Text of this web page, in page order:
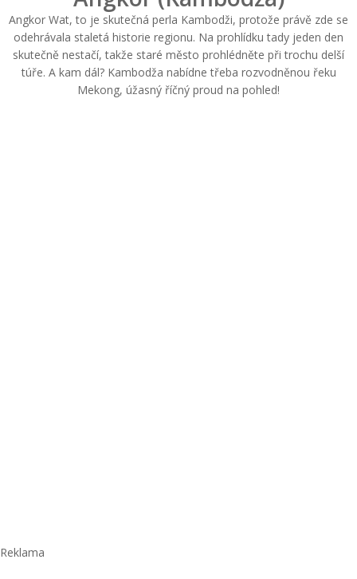
Angkor Wat, to je skutečná perla Kambodži, protože právě zde se
odehrávala staletá historie regionu. Na prohlídku tady jeden den
skutečně nestačí, takže staré město prohlédněte při trochu delší
túře. A kam dál? Kambodža nabídne třeba rozvodněnou řeku
Mekong, úžasný říčný proud na pohled!
Reklama